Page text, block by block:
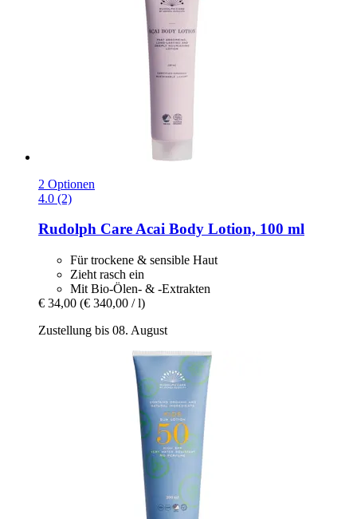
2 Optionen
4.0 (2)
Rudolph CareAcai Body Lotion, 100 ml
Für trockene & sensible Haut
Zieht rasch ein
Mit Bio-Ölen- & -Extrakten
€ 34,00 (€ 340,00 / l)
Zustellung bis 08. August